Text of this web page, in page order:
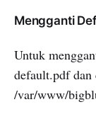
Mengganti
Untuk
default.pdf
/var/www/